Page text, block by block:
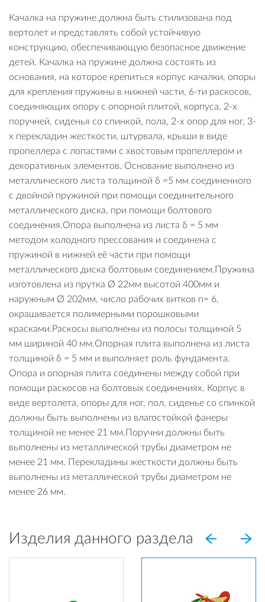
Качалка на пружине должна быть стилизована под
вертолет и представлять собой устойчивую
конструкцию, обеспечивающую безопасное движение
детей. Качалка на пружине должна состоять из
основания, на которое крепиться корпус качалки, опоры
для крепления пружины в нижней части, 6-ти раскосов,
соединяющих опору с опорной плитой, корпуса, 2-х
поручней, сиденья со спинкой, пола, 2-х опор для ног, 3-
х перекладин жесткости, штурвала, крыши в виде
пропеллера с лопастями с хвостовым пропеллером и
декоративных элементов. Основание выполнено из
металлического листа толщиной δ =5 мм соединенного
с двойной пружиной при помощи соединительного
металлического диска, при помощи болтового
соединения.Опора выполнена из листа δ = 5 мм
методом холодного прессования и соединена с
пружиной в нижней её части при помощи
металлического диска болтовым соединением.Пружина
изготовлена из прутка Ø 22мм высотой 400мм и
наружным Ø 202мм, число рабочих витков n= 6,
окрашивается полимерными порошковыми
красками.Раскосы выполнены из полосы толщиной 5
мм шириной 40 мм.Опорная плита выполнена из листа
толщиной δ = 5 мм и выполняет роль фундамента.
Опора и опорная плита соединены между собой при
помощи раскосов на болтовых соединениях. Корпус в
виде вертолета, опоры для ног, пол, сиденье со спинкой
должны быть выполнены из влагостойкой фанеры
толщиной не менее 21 мм.Поручни должны быть
выполнены из металлической трубы диаметром не
менее 21 мм. Перекладины жесткости должны быть
выполнены из металлической трубы диаметром не
менее 26 мм.
Изделия данного раздела